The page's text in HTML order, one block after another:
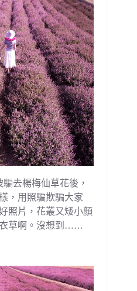
去楊梅仙草花後，
，用照騙欺騙大家
照片，花叢又矮小顏
草啊。沒想到……